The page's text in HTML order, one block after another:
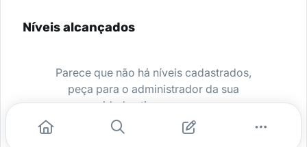
Níveis alcançados
Parece que não há níveis cadastrados,
peça para o administrador da sua
comunidade ativar e comece a se